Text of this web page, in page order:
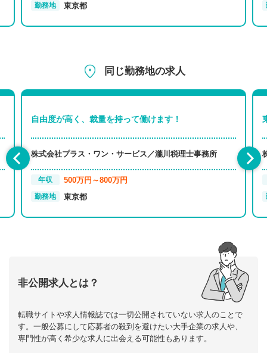
勤務地 東京都
同じ勤務地の求人
自由度が高く、裁量を持って働けます！
株式会社プラス・ワン・サービス／瀧川税理士事務所
年収 500万円～800万円
勤務地 東京都
非公開求人とは？
転職サイトや求人情報誌では一切公開されていない求人のことで
す。一般公募にして応募者の殺到を避けたい大手企業の求人や、
専門性が高く希少な求人に出会える可能性もあります。